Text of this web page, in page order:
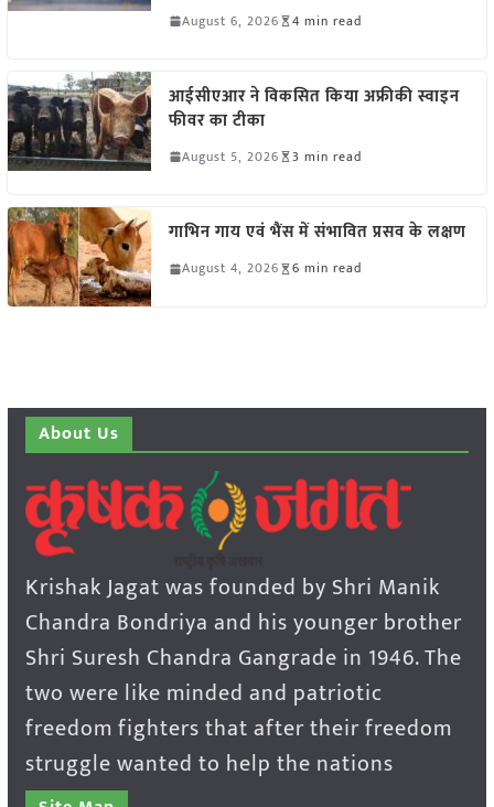
August 6, 2026 4 min read
आईसीएआर ने विकसित किया अफ्रीकी स्वाइन
फीवर का टीका
August 5, 2026 3 min read
गाभिन गाय एवं भैंस में संभावित प्रसव के लक्षण
August 4, 2026 6 min read
About Us
Krishak Jagat was founded by Shri Manik
Chandra Bondriya and his younger brother
Shri Suresh Chandra Gangrade in 1946. The
two were like minded and patriotic
freedom fighters that after their freedom
struggle wanted to help the nations